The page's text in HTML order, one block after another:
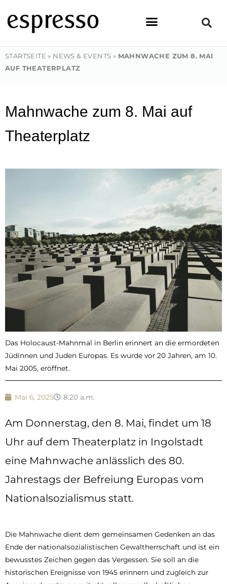
Inhalt
springen
STARTSEITE » NEWS & EVENTS » MAHNWACHE ZUM 8. MAI
AUF THEATERPLATZ
Mahnwache zum 8. Mai auf
Theaterplatz
Das Holocaust-Mahnmal in Berlin erinnert an die ermordeten
Jüdinnen und Juden Europas. Es wurde vor 20 Jahren, am 10.
Mai 2005, eröffnet.
Mai 6, 2025 8:20 a.m.
Am Donnerstag, den 8. Mai, findet um 18
Uhr auf dem Theaterplatz in Ingolstadt
eine Mahnwache anlässlich des 80.
Jahrestags der Befreiung Europas vom
Nationalsozialismus statt.
Die Mahnwache dient dem gemeinsamen Gedenken an das
Ende der nationalsozialistischen Gewaltherrschaft und ist ein
bewusstes Zeichen gegen das Vergessen. Sie soll an die
historischen Ereignisse von 1945 erinnern und zugleich zur